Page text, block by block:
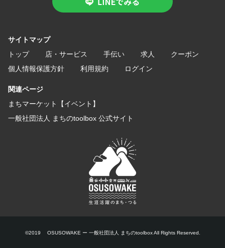
サイトマップ
トップ
店・サービス 手伝い 求人
クーポン
個人情報保護方針
利用規約 ログイン
関連ページ
まちマーケット【イベント】
一般社団法人 まちのtoolbox 公式サイト
©2019 OSUSOWAKE ー 一般社団法人 まちのtoolbox All Rights Reserved.